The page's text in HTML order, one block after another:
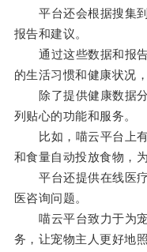
平台还会根据搜集到
报告和建议。
通过这些数据和报告
的生活习惯和健康状况
除了提供健康数据分
列贴心的功能和服务。
比如，喵云平台上有
和食量自动投放食物，
平台还提供在线医疗
医咨询问题。
喵云平台致力于为宠
务，让宠物主人更好地